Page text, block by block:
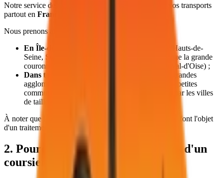
Notre service de coursier privé est valable pour tous vos transports
partout en France métropolitaine
Nous prenons ainsi en charge vos livraisons :
En Île-de-France
: Paris et la petite couronne (Hauts-de-
Seine, Seine-Saint-Denis, Val-de-Marne) ainsi que la grande
couronne (Seine-et-Marne, Yvelines, Essonne, Val-d'Oise) ;
Dans toutes les villes de province
: depuis les grandes
agglomérations comme Lyon ou Lille aux toutes petites
communes comme Méaudre ou Gex en passant par les villes
de taille moyenne comme Tours ou Brest.
À noter que les envois pour la Corse et les DOM-TOM font l'objet
d'un traitement spécifique.
2. Pourquoi opter pour les services d'un
coursier privé ?